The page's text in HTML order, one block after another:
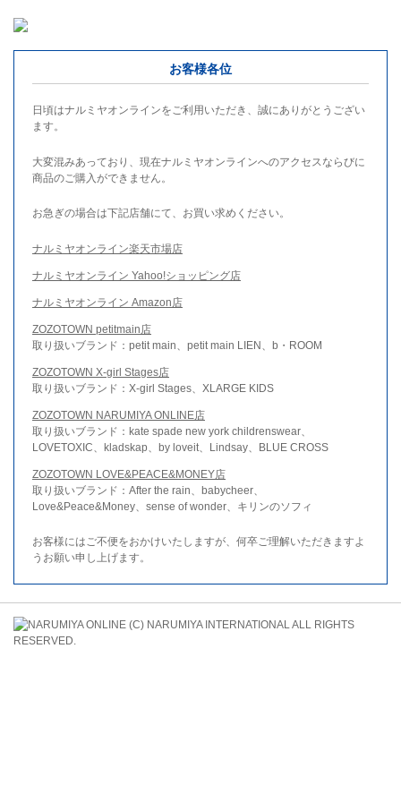
お客様各位
日頃はナルミヤオンラインをご利用いただき、誠にありがとうござい
ます。
大変混みあっており、現在ナルミヤオンラインへのアクセスならびに
商品のご購入ができません。
お急ぎの場合は下記店舗にて、お買い求めください。
ナルミヤオンライン楽天市場店
ナルミヤオンライン Yahoo!ショッピング店
ナルミヤオンライン Amazon店
ZOZOTOWN petitmain店
取り扱いブランド：petit main、petit main LIEN、b・ROOM
ZOZOTOWN X-girl Stages店
取り扱いブランド：X-girl Stages、XLARGE KIDS
ZOZOTOWN NARUMIYA ONLINE店
取り扱いブランド：kate spade new york childrenswear、
LOVETOXIC、kladskap、by loveit、Lindsay、BLUE CROSS
ZOZOTOWN LOVE&PEACE&MONEY店
取り扱いブランド：After the rain、babycheer、
Love&Peace&Money、sense of wonder、キリンのソフィ
お客様にはご不便をおかけいたしますが、何卒ご理解いただきますよ
うお願い申し上げます。